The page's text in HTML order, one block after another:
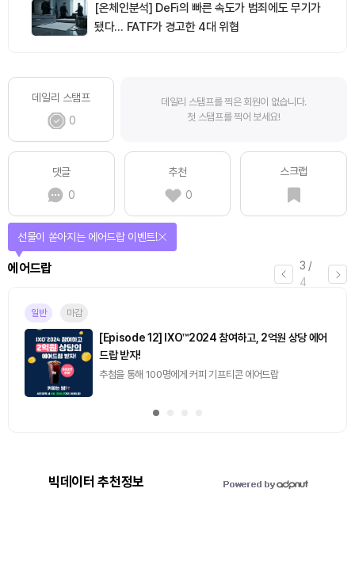
[온체인분석] DeFi의 빠른 속도가 범죄에도 무기가
됐다… FATF가 경고한 4대 위협
데일리 스탬프
0
데일리 스탬프를 찍은 회원이 없습니다.
첫 스탬프를 찍어 보세요!
댓글
0
추천
0
스크랩
4 /
4
퀴즈
퀴즈풀고 선물 받자!
마감
[토큰포스트] 기사 퀴즈 658회차
2026.08.07 (금) ~ 2026.08.08 (토)
빅데이터 추천정보